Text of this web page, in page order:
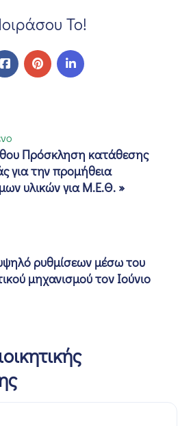
Το!
Πρόσκληση κατάθεσης
για την προμήθεια
υλικών για Μ.Ε.Θ. »
ρυθμίσεων μέσω του
μηχανισμού τον Ιούνιο